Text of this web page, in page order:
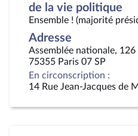
de la vie politique
Ensemble ! (majorité
Adresse
Assemblée nationale,
75355 Paris 07 SP
En circonscription :
14 Rue Jean-Jacques de